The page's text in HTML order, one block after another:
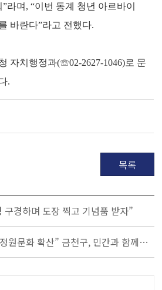
라며, “이번 동계 청년 아르바이
바란다”라고 전했다.
자치행정과(☏02-2627-1046)로 문
.
목록
구경하며 도장 찍고 기념품 받자”
“생활 속 정원문화 확산” 금천구, 민간과 함께 안양천 기부정원 조성